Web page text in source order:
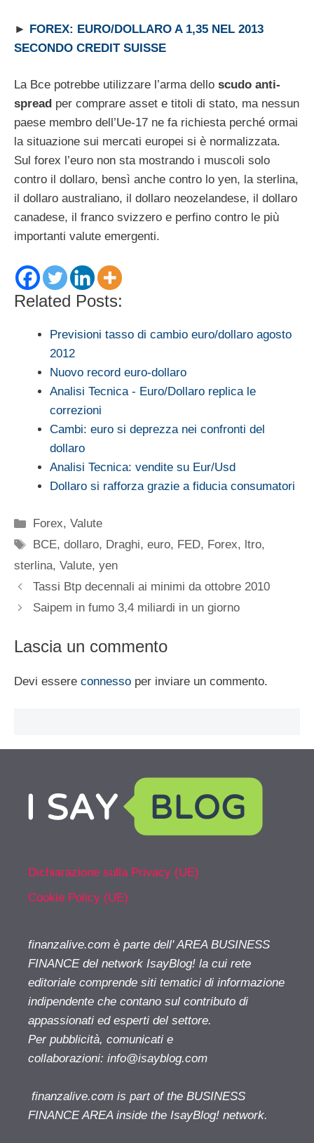
► FOREX: EURO/DOLLARO A 1,35 NEL 2013
SECONDO CREDIT SUISSE
La Bce potrebbe utilizzare l’arma dello scudo anti-
spread per comprare asset e titoli di stato, ma nessun
paese membro dell’Ue-17 ne fa richiesta perché ormai
la situazione sui mercati europei si è normalizzata.
Sul forex l’euro non sta mostrando i muscoli solo
contro il dollaro, bensì anche contro lo yen, la sterlina,
il dollaro australiano, il dollaro neozelandese, il dollaro
canadese, il franco svizzero e perfino contro le più
importanti valute emergenti.
Related Posts:
Previsioni tasso di cambio euro/dollaro agosto
2012
Nuovo record euro-dollaro
Analisi Tecnica - Euro/Dollaro replica le
correzioni
Cambi: euro si deprezza nei confronti del
dollaro
Analisi Tecnica: vendite su Eur/Usd
Dollaro si rafforza grazie a fiducia consumatori
Categorie
Forex,Valute
Tag
BCE,dollaro, Draghi,euro, FED, Forex, ltro,
sterlina, Valute, yen
Tassi Btp decennali ai minimi da ottobre 2010
Saipem in fumo 3,4 miliardi in un giorno
Lascia un commento
Devi essere connesso per inviare un commento.
Dichiarazione sulla Privacy (UE)
Cookie Policy (UE)
finanzalive.com è parte dell' AREA BUSINESS
FINANCE del network IsayBlog! la cui rete
editoriale comprende siti tematici di informazione
indipendente che contano sul contributo di
appassionati ed esperti del settore.
Per pubblicità, comunicati e
collaborazioni: info@isayblog.com
finanzalive.com is part of the BUSINESS
FINANCE AREA inside the IsayBlog! network.